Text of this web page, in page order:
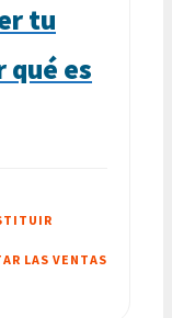
tu
qué es
LAS VENTAS